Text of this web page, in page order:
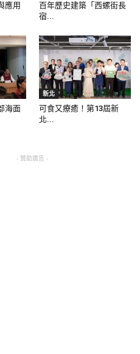
應用
百年歷史建築「西螺街長
宿...
海面
新北
可食又療癒！第13屆新
北...
- 贊助廣告 -